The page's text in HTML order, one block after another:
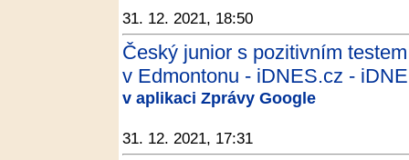
31. 12. 2021, 18:50
Český junior s pozitivním
v Edmontonu - iDNES.cz -
v aplikaci Zprávy Google
31. 12. 2021, 17:31